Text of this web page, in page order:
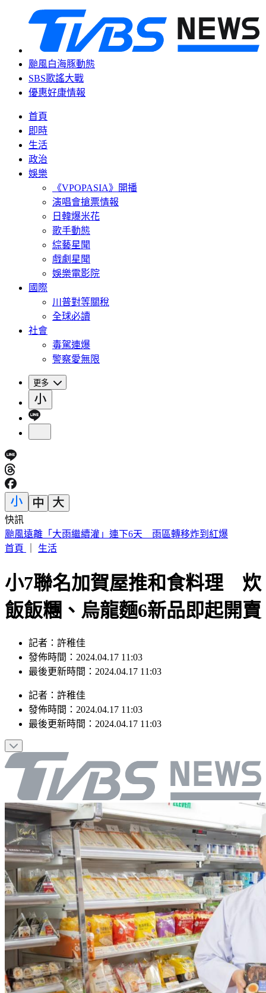
颱風白海豚動態
SBS歌謠大戰
優惠好康情報
首頁
即時
生活
政治
娛樂
《VPOPASIA》開播
演唱會搶票情報
日韓爆米花
歌手動態
綜藝星聞
戲劇星聞
娛樂電影院
國際
川普對等關稅
全球必讀
社會
毒駕連爆
警察愛無限
更多
快訊
SBS歌謠大戰／KISS OF LIFE 狂飆夯曲〈SWEAT〉全場狂叫
首頁
生活
小7聯名加賀屋推和食料理 炊
飯飯糰、烏龍麵6新品即起開賣
記者：許稚佳
發佈時間：2024.04.17 11:03
最後更新時間：2024.04.17 11:03
記者 ： 許稚佳
發佈時間： 2024.04.17 11:03
最後更新時間： 2024.04.17 11:03